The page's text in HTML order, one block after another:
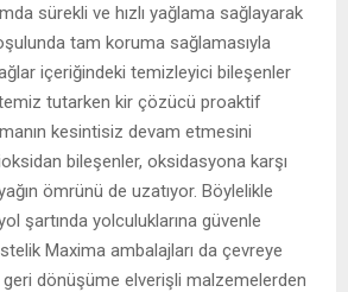
sürekli ve hızlı yağlama sağlayarak
tam koruma sağlamasıyla
içeriğindeki temizleyici bileşenler
tutarken kir çözücü proaktif
kesintisiz devam etmesini
bileşenler, oksidasyona karşı
ömrünü de uzatıyor. Böylelikle
şartında yolculuklarına güvenle
Maxima ambalajları da çevreye
geri dönüşüme elverişli malzemelerden